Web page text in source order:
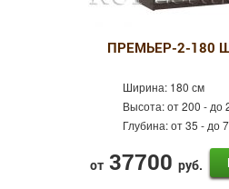
ПРЕМЬЕР-2-180
Ширина: 180 см
Высота:от 200 - до
Глубина:от 35 - до
от 37700 руб.